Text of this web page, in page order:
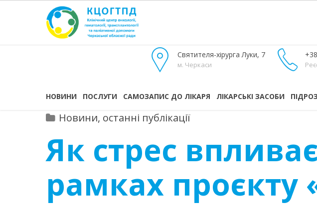
Святителя-хірурга Луки, 7
м. Черкаси
НОВИНИ ПОСЛУГИ САМОЗАПИС ДО ЛІКАРЯ ЛІКАРСЬКІ ЗАСОБИ
Новини, останні публікації
Як стрес
рамках проєкту